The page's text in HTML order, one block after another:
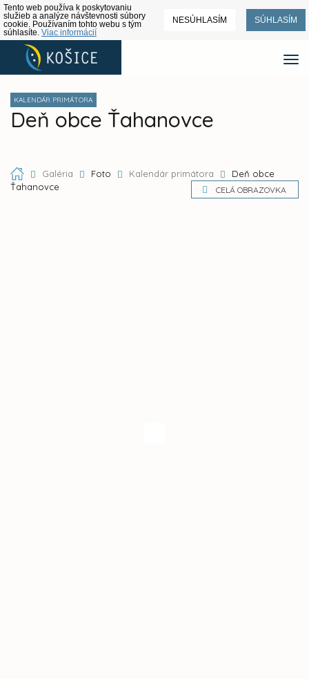
Tento web používa k poskytovaniu
služieb a analýze návštevnosti súbory
cookie. Používaním tohto webu s tým
súhlasíte. Viac informácií
NESÚHLASÍM SÚHLASÍM
KALENDÁR PRIMÁTORA
Deň obce Ťahanovce
Galéria Foto Kalendár primátora
Deň obce
Ťahanovce
CELÁ OBRAZOVKA